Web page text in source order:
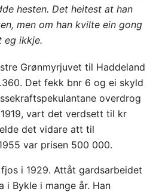
hesten. Det heitest at han
men om han kvilte ein gong
eg ikkje.
Grønmyrjuvet til Haddeland
Det fekk bnr 6 og ei skyld
overdrog
vart det verdsett til kr
det vidare att til
var prisen 500 000.
i 1929. Attåt gardsarbeidet
i Bykle i mange år. Han